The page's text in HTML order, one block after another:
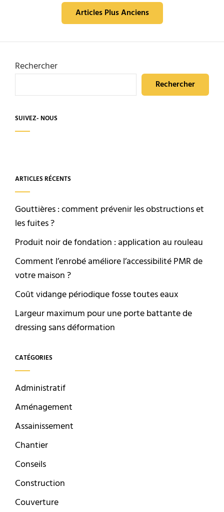
rénovation
peut
améliorer
NavigationArticles Plus Anciens
Rechercher
Rechercher
SUIVEZ- NOUS
ARTICLES RÉCENTS
Gouttières : comment prévenir les obstructions et
les fuites ?
Produit noir de fondation : application au rouleau
Comment l’enrobé améliore l’accessibilité PMR de
votre maison ?
Coût vidange périodique fosse toutes eaux
Largeur maximum pour une porte battante de
dressing sans déformation
CATÉGORIES
Administratif
Aménagement
Assainissement
Chantier
Conseils
Construction
Couverture